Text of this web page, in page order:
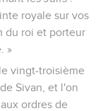
royale sur vos
du roi et porteur
»
vingt-troisième
Sivan, et l'on
ordres de